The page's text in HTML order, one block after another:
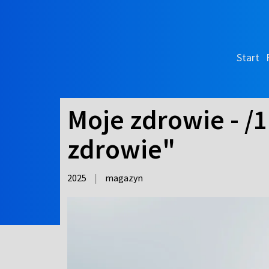
Start
Moje zdrowie - /
zdrowie"
2025 | magazyn